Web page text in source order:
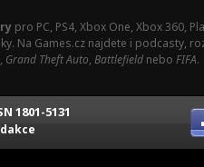
pro PC, PS4, Xbox One, Xbox 360,
Na Games.cz najdete i podcasty,
, Grand Theft Auto, Battlefield nebo FIFA.
1801-5131